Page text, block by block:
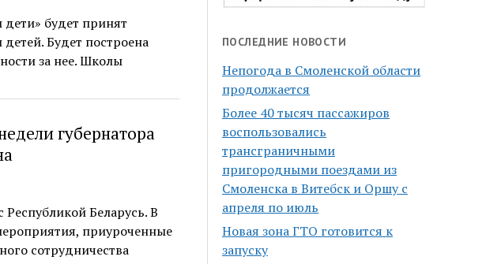
будет принят
Будет построена
за нее. Школы
губернатора
Беларусь. В
приуроченные
сотрудничества
ПОСЛЕДНИЕ НОВОСТИ
Непогода в Смоленской области
продолжается
Более 40 тысяч пассажиров
воспользовались
трансграничными
пригородными поездами из
Смоленска в Витебск и Оршу с
апреля по июль
Новая зона ГТО готовится к
запуску